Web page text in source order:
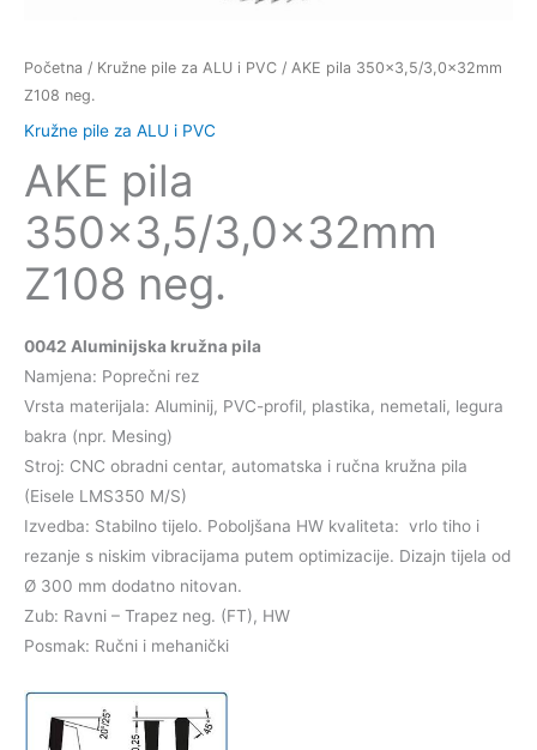
Početna / Kružne pile za ALU i PVC / AKE pila 350×3,5/3,0x32mm
Z108 neg.
Kružne pile za ALU i PVC
AKE pila
350×3,5/3,0x32mm
Z108 neg.
0042 Aluminijska kružna pila
Namjena: Poprečni rez
Vrsta materijala: Aluminij, PVC-profil, plastika, nemetali, legura
bakra (npr. Mesing)
Stroj: CNC obradni centar, automatska i ručna kružna pila
(Eisele LMS350 M/S)
Izvedba: Stabilno tijelo. Poboljšana HW kvaliteta: vrlo tiho i
rezanje s niskim vibracijama putem optimizacije. Dizajn tijela od
Ø 300 mm dodatno nitovan.
Zub: Ravni – Trapez neg. (FT), HW
Posmak: Ručni i mehanički